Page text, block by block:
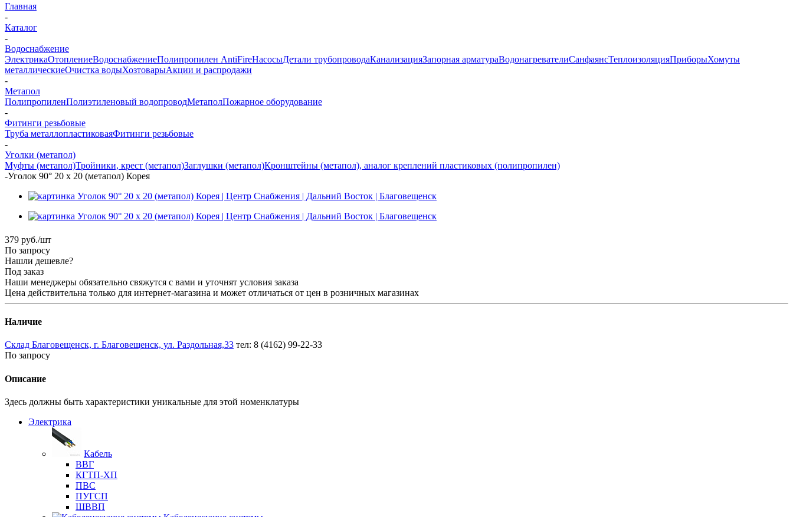
Главная
-
Каталог
-
Водоснабжение
ЭлектрикаОтоплениеВодоснабжениеПолипропилен AntiFireНасосыДетали трубопроводаКанализацияЗапорная арматураВодонагревателиСанфаянсТеплоизоляцияПриборыХомуты
металлическиеОчистка водыХозтоварыАкции и распродажи
-
Метапол
ПолипропиленПолиэтиленовый водопроводМетаполПожарное оборудование
-
Фитинги резьбовые
Труба металлопластиковаяФитинги резьбовые
-
Уголки (метапол)
Муфты (метапол)Тройники, крест (метапол)Заглушки (метапол)Кронштейны (метапол), аналог креплений пластиковых (полипропилен)
-Уголок 90° 20 х 20 (метапол) Корея
379 руб./шт
По запросу
Нашли дешевле?
Под заказ
Наши менеджеры обязательно свяжутся с вами и уточнят условия заказа
Цена действительна только для интернет-магазина и может отличаться от цен в розничных магазинах
Наличие
Склад Благовещенск, г. Благовещенск, ул. Раздольная,33 тел: 8 (4162) 99-22-33
По запросу
Описание
Здесь должны быть характеристики уникальные для этой номенклатуры
Электрика
Кабель
ВВГ
КГТП-ХП
ПВС
ПУГСП
ШВВП